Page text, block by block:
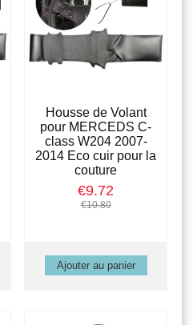
Housse de Volant
pour MERCEDS C-
class W204 2007-
2014 Eco cuir pour la
couture
€9.72
€10.80